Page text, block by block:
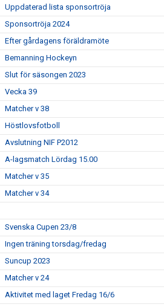
Uppdaterad lista sponsortröja
Sponsortröja 2024
Efter gårdagens föräldramöte
Bemanning Hockeyn
Slut för säsongen 2023
Vecka 39
Matcher v 38
Höstlovsfotboll
Avslutning NIF P2012
A-lagsmatch Lördag 15.00
Matcher v 35
Matcher v 34
Svenska Cupen 23/8
Ingen träning torsdag/fredag
Suncup 2023
Matcher v 24
Aktivitet med laget Fredag 16/6